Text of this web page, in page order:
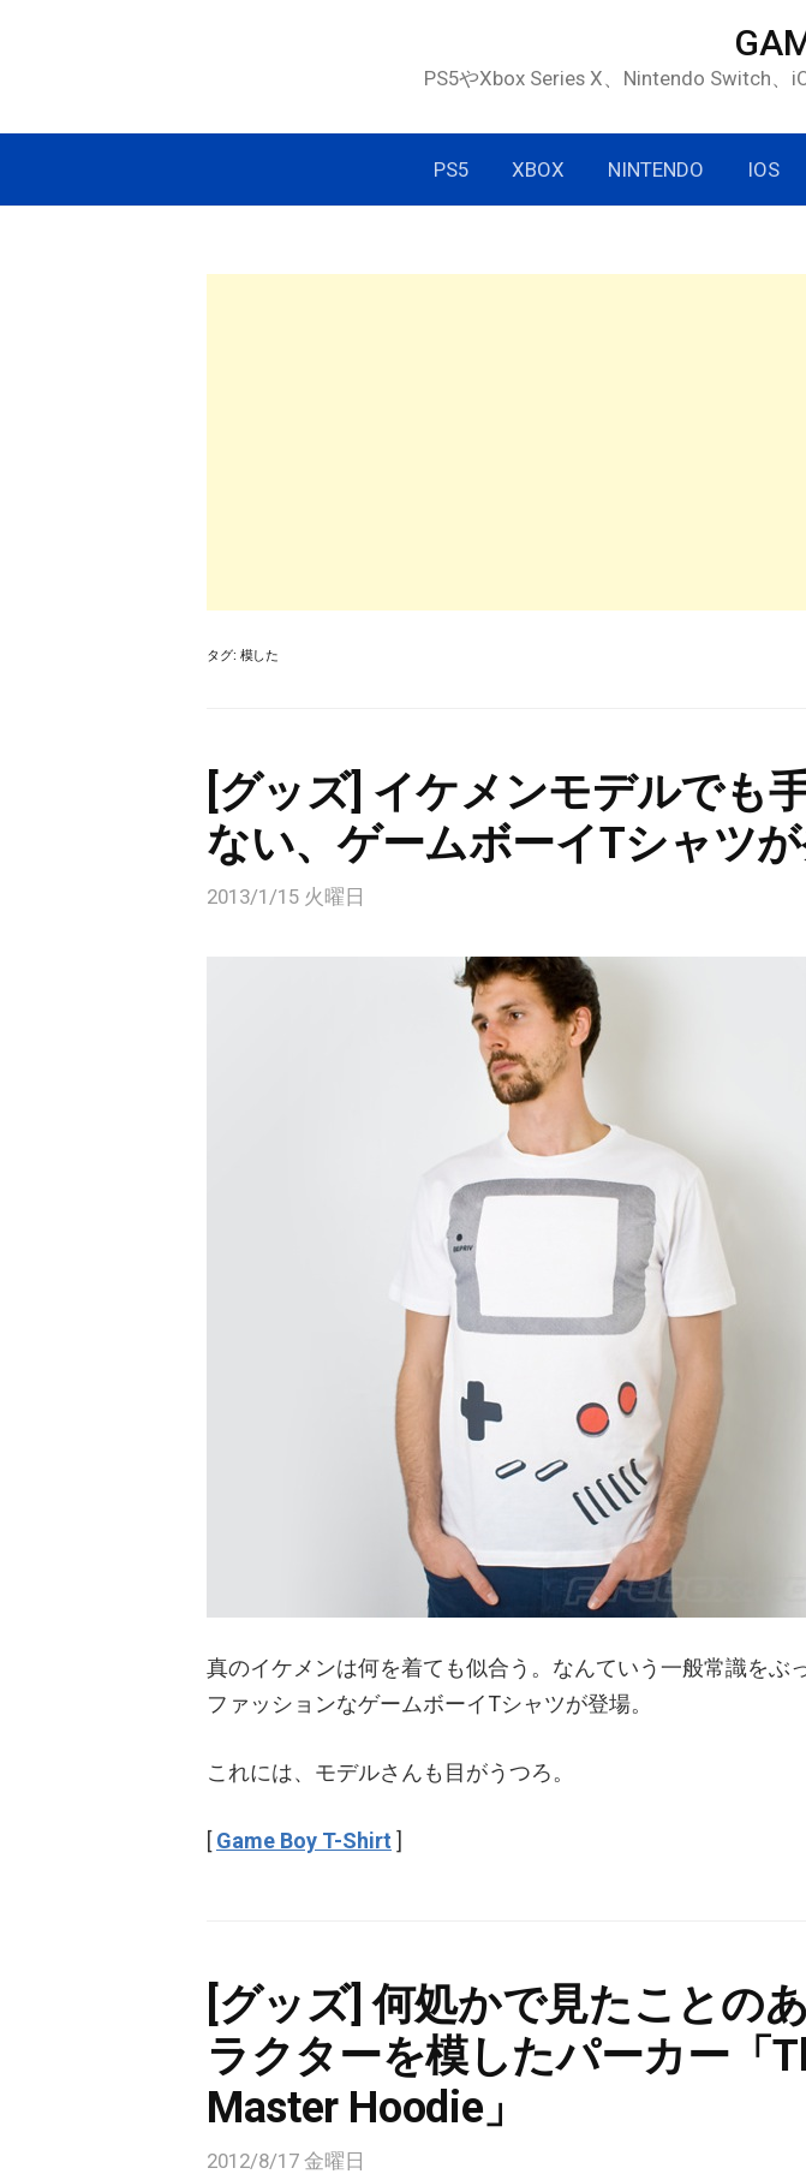
PS5やXbox Series X、Nintendo Switch
PS5 XBOX NINTENDO IOS
タグ: 模した
[グッズ] イケメンモデルでも
ない、ゲームボーイTシャツ
2013/1/15 火曜日
真のイケメンは何を着ても似合う。なんていう一般常識をぶ
ファッションなゲームボーイTシャツが登場。
これには、モデルさんも目がうつろ。
[ Game Boy T-Shirt ]
[グッズ] 何処かで見たことの
ラクターを模したパーカー「
Master Hoodie」
2012/8/17 金曜日